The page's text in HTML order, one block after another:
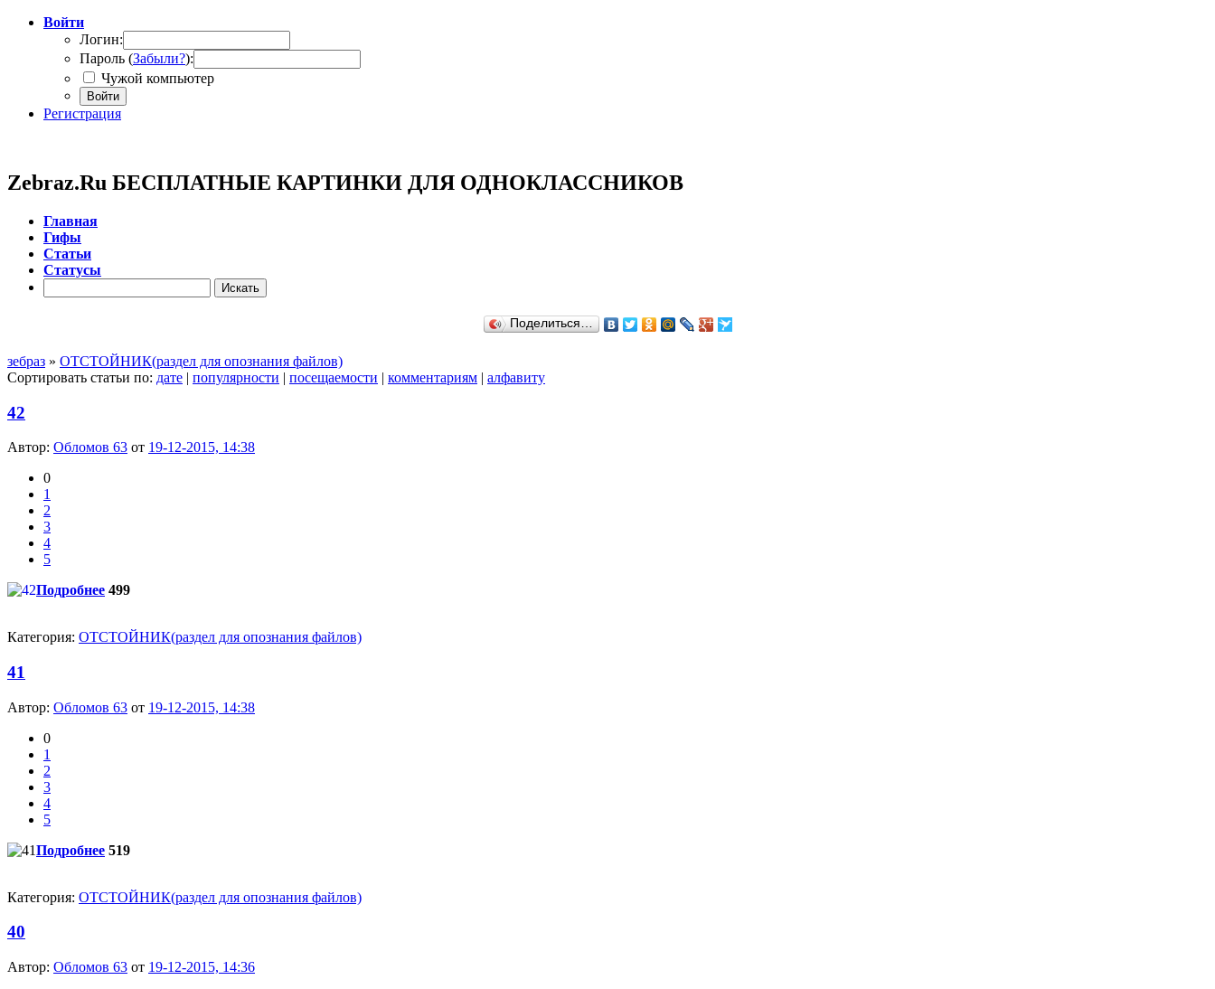
Войти
Логин:
Пароль (Забыли?):
Чужой компьютер
Войти
Регистрация
Zebraz.Ru БЕСПЛАТНЫЕ КАРТИНКИ ДЛЯ ОДНОКЛАССНИКОВ
Главная
Гифы
Cтатьи
Cтатусы
Поделиться…
зебраз » ОТСТОЙНИК(раздел для опознания файлов)
Сортировать статьи по: дате | популярности | посещаемости | комментариям | алфавиту
42
Автор: Обломов 63 от 19-12-2015, 14:38
0
1
2
3
4
5
Подробнее 499
Категория: ОТСТОЙНИК(раздел для опознания файлов)
41
Автор: Обломов 63 от 19-12-2015, 14:38
0
1
2
3
4
5
Подробнее 519
Категория: ОТСТОЙНИК(раздел для опознания файлов)
40
Автор: Обломов 63 от 19-12-2015, 14:36